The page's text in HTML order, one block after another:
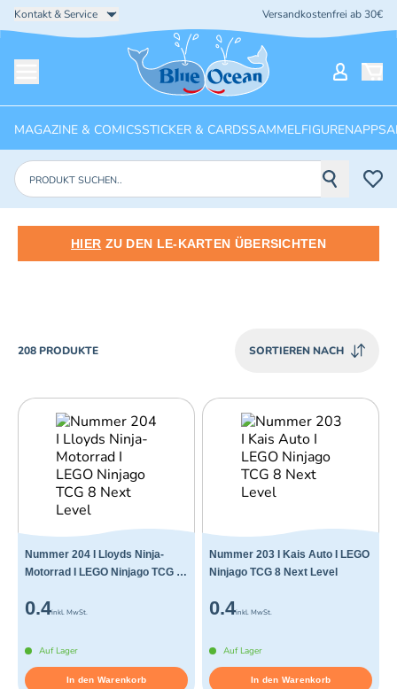
Kontakt & Service Versandkostenfrei ab 30€
Startseite
MAGAZINE & COMICSSTICKER & CARDSSAMMELFIGURENAPPS
Produkte suchen
HIER ZU DEN LE-KARTEN ÜBERSICHTEN
PRODUCTS
208 PRODUKTE SORTIEREN NACH
Nummer 204 I Lloyds Ninja-
Motorrad I LEGO Ninjago TCG 8
0.4inkl. MwSt.
Auf Lager
In den Warenkorb
Nummer 203 I Kais Auto I LEGO
Ninjago TCG 8 Next Level
0.4inkl. MwSt.
Auf Lager
In den Warenkorb